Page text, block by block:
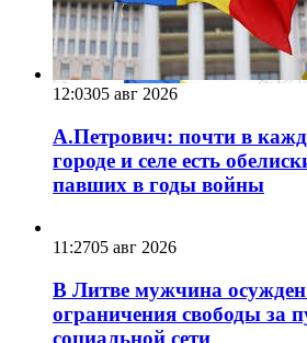
12:0305 авг 2026
А.Петрович: почти в
городе и селе есть
павших в годы войны
11:2705 авг 2026
В Литве мужчина осужден
ограничения свободы за
социальной сети